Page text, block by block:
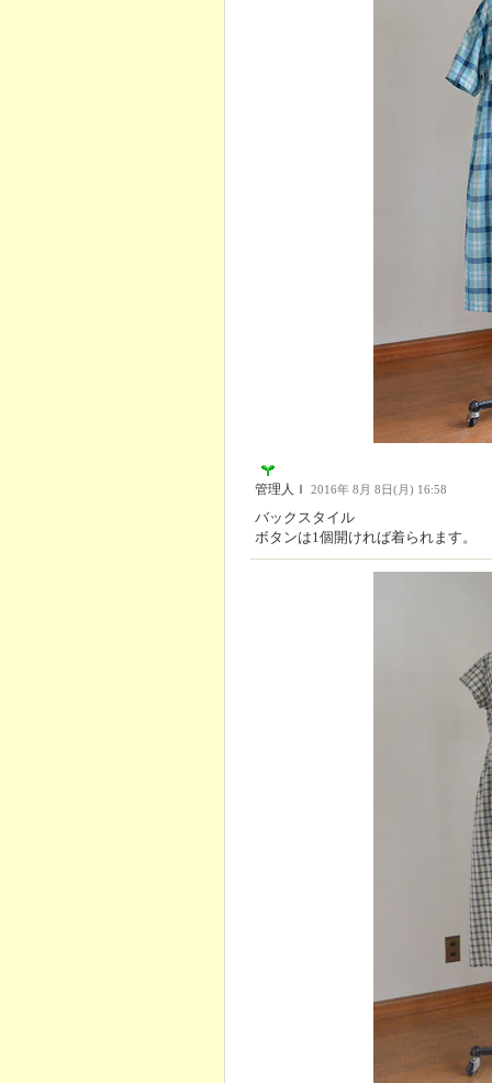
管理人Ｉ 2016年 8月 8日(月) 16:58
バックスタイル
ボタンは1個開ければ着られます。